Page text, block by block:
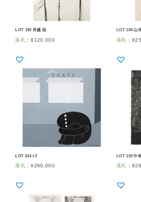
LOT 193 舟越 桂
落札 ：¥120,000
LOT 184 山
落札 ： ¥
LOT 014 LY
落札 ：¥260,000
LOT 153 中
落札 ： ¥